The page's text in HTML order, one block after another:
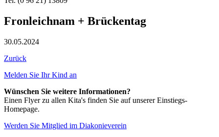
Fronleichnam + Brückentag
30.05.2024
Zurück
Melden Sie Ihr Kind an
Wünschen Sie weitere Informationen?
Einen Flyer zu allen Kita's finden Sie auf unserer Einstiegs-
Homepage.
Werden Sie Mitglied im Diakonieverein